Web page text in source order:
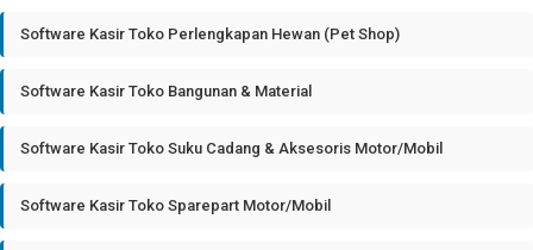
Software Kasir Toko Perlengkapan Hewan (Pet Shop)
Software Kasir Toko Bangunan & Material
Software Kasir Toko Suku Cadang & Aksesoris Motor/Mobil
Software Kasir Toko Sparepart Motor/Mobil